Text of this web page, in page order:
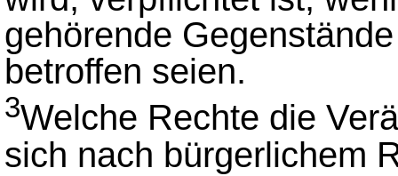
gehörende
betroffen seien.
3Welche Rechte die
sich nach bürgerlichem